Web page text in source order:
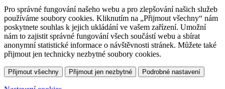
Pro správné fungování našeho webu a pro zlepšování našich služeb
používáme soubory cookies. Kliknutím na „Přijmout všechny“ nám
poskytnete souhlas k jejich ukládání ve vašem zařízení. Umožní
nám to zajistit správné fungování všech součástí webu a sbírat
anonymní statistické informace o návštěvnosti stránek. Můžete také
přijmout jen technicky nezbytné soubory cookies.
Přijmout všechny Přijmout jen nezbytné Podrobné nastavení